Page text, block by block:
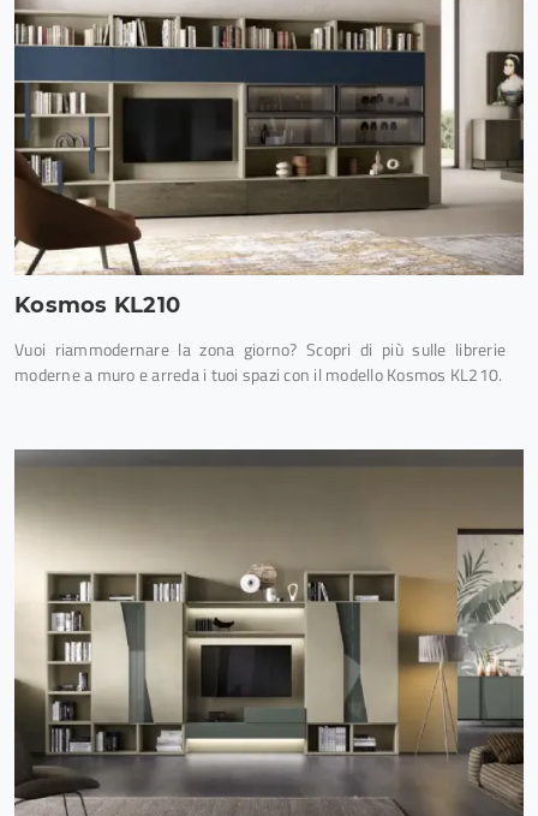
Kosmos KL210
Vuoi riammodernare la zona giorno? Scopri di più sulle librerie
moderne a muro e arreda i tuoi spazi con il modello Kosmos KL210.